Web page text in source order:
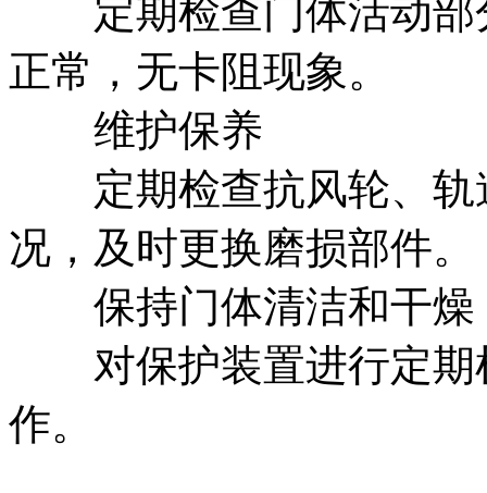
定期检查门体活动部
正常，无卡阻现象。
维护保养
定期检查抗风轮、轨
况，及时更换磨损部件。
保持门体清洁和干燥
对保护装置进行定期
作。